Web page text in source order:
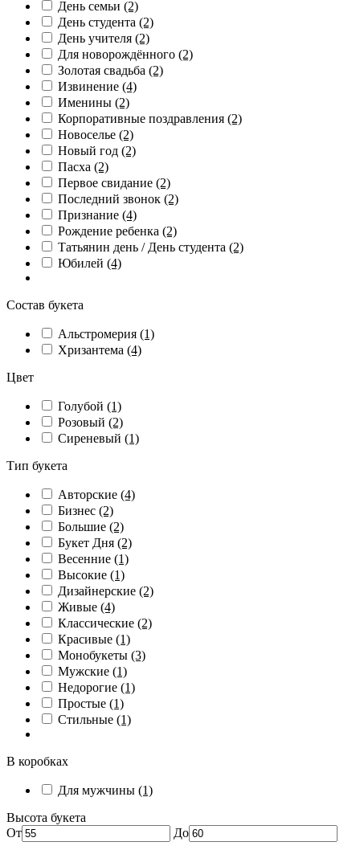
День семьи (2)
День студента (2)
День учителя (2)
Для новорождённого (2)
Золотая свадьба (2)
Извинение (4)
Именины (2)
Корпоративные поздравления (2)
Новоселье (2)
Новый год (2)
Пасха (2)
Первое свидание (2)
Последний звонок (2)
Признание (4)
Рождение ребенка (2)
Татьянин день / День студента (2)
Юбилей (4)
Состав букета
Альстромерия (1)
Хризантема (4)
Цвет
Голубой (1)
Розовый (2)
Сиреневый (1)
Тип букета
Авторские (4)
Бизнес (2)
Большие (2)
Букет Дня (2)
Весенние (1)
Высокие (1)
Дизайнерские (2)
Живые (4)
Классические (2)
Красивые (1)
Монобукеты (3)
Мужские (1)
Недорогие (1)
Простые (1)
Стильные (1)
В коробках
Для мужчины (1)
Высота букета
От
До